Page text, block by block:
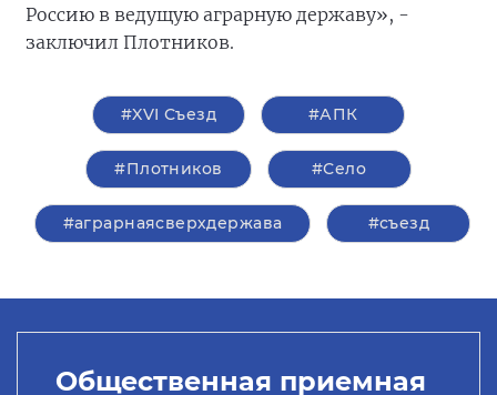
Россию в ведущую аграрную державу», -
заключил Плотников.
#XVI Съезд #АПК
#Плотников #Село
#аграрнаясверхдержава #съезд
Общественная приемная